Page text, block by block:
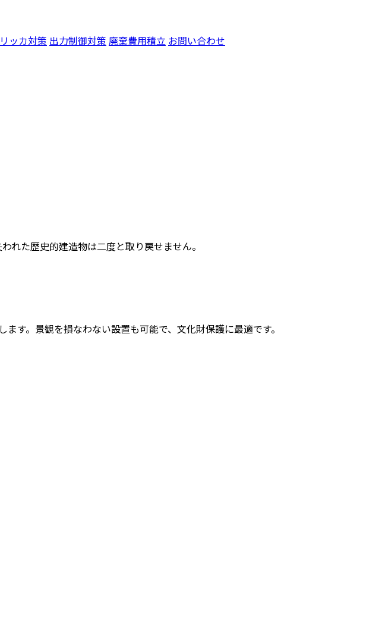
ッカ対策 出力制御対策 廃棄費用積立 お問い合わせ
れた歴史的建造物は二度と取り戻せません。
す。景観を損なわない設置も可能で、文化財保護に最適です。